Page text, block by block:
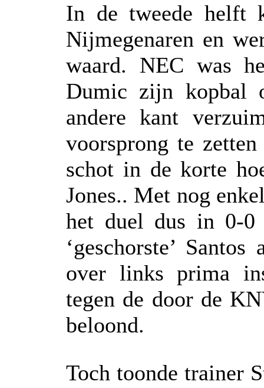
In de tweede helft
Nijmegenaren en
waard. NEC was
Dumic zijn kopbal
andere kant
voorsprong te
schot in de korte
Jones.. Met nog
het duel dus in 0-0
‘geschorste’
over links prima
tegen de door de
beloond.
Toch toonde trainer